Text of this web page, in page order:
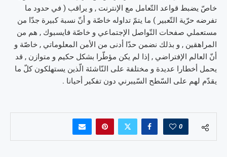
خاصّ يضبط قواعد التّعامل مع الإنترنت , و يراقب ( في حدود ما
تفرضه حرّية التّعبير ) ما يتمّ تداوله خاصّة و أنّ نسبة كبيرة جدّا من
مستعملي صفحات التّواصل الإجتماعي و خاصّة فايسبوك , هم من
المراهقين , و بذلك نضمن حدّا أدنى من الأمن المعلوماتي , خاصّة و
أنّ العالم الإفتراضي , إذا لم يكن مؤطّرا بشكل حكيم و متوازن , قد
يحمل أخطارا عديدة و مختلفة على النّاشئة الّذين يستهلكون كلّ ما
يقدّم لهم على السّطح السّيبرني دون تفكير أحيانا .
0